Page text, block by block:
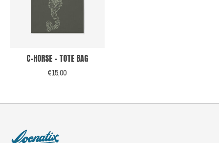
C-HORSE - TOTE BAG
€15,00